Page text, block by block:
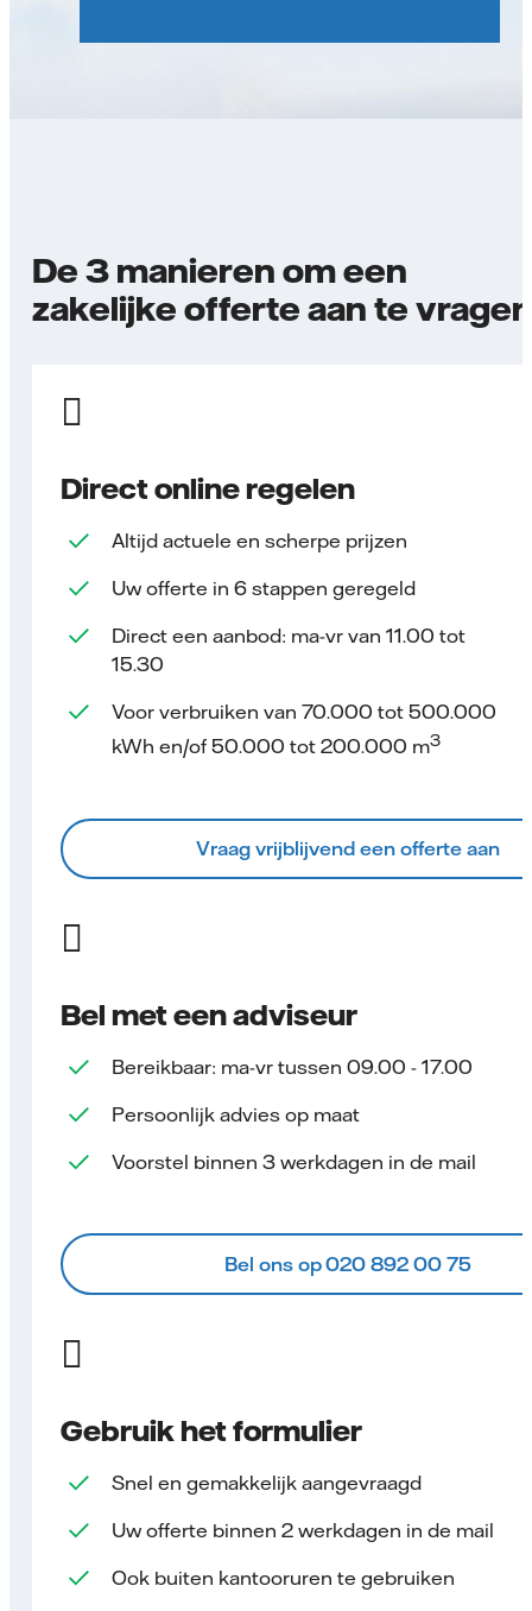
De 3 manieren om een
zakelijke offerte aan te vragen
Direct online regelen
Altijd actuele en scherpe prijzen
Uw offerte in 6 stappen geregeld
Direct een aanbod: ma-vr van 11.00 tot
15.30
Voor verbruiken van 70.000 tot 500.000
kWh en/of 50.000 tot 200.000 m3
Vraag vrijblijvend een offerte aan
Bel met een adviseur
Bereikbaar: ma-vr tussen 09.00 - 17.00
Persoonlijk advies op maat
Voorstel binnen 3 werkdagen in de mail
Bel ons op 020 892 00 75
Gebruik het formulier
Snel en gemakkelijk aangevraagd
Uw offerte binnen 2 werkdagen in de mail
Ook buiten kantooruren te gebruiken